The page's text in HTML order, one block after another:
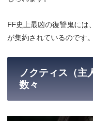
FF史上最凶の復讐鬼には
が集約されているのです。
ノクティス（主
数々